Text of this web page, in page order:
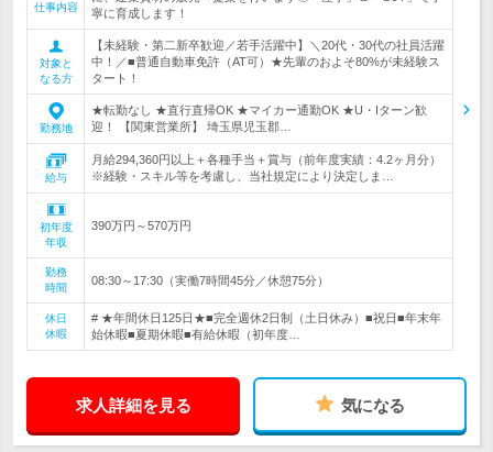
仕事内容
寧に育成します！
対象と
なる方
【未経験・第二新卒歓迎／若手活躍中】＼20代・30代の社員活躍
中！／■普通自動車免許（AT可）★先輩のおよそ80%が未経験ス
タート！
勤務地
★転勤なし ★直行直帰OK ★マイカー通勤OK ★U・Iターン歓
迎！ 【関東営業所】 埼玉県児玉郡…
給与
月給294,360円以上＋各種手当＋賞与（前年度実績：4.2ヶ月分）
※経験・スキル等を考慮し、当社規定により決定しま…
初年度
年収
390万円～570万円
勤務
時間
08:30～17:30（実働7時間45分／休憩75分）
休日
休暇
# ★年間休日125日★■完全週休2日制（土日休み）■祝日■年末年
始休暇■夏期休暇■有給休暇（初年度…
求人詳細を見る 気になる